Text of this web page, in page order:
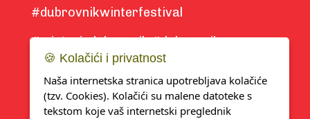
#dubrovnikwinterfestival
#winterindubrovnik #dubrovnik
🍪 Kolačići i privatnost
Naša internetska stranica upotrebljava kolačiće
(tzv. Cookies). Kolačići su malene datoteke s
tekstom koje vaš internetski preglednik